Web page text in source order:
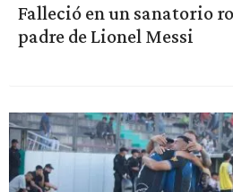
Falleció en un sanatorio
padre de Lionel Messi